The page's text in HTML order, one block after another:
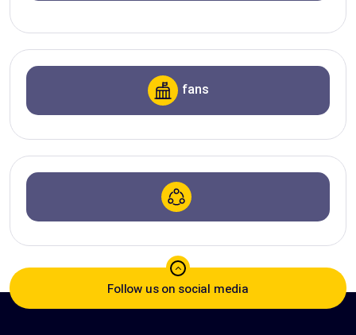
fans
Follow us on social media